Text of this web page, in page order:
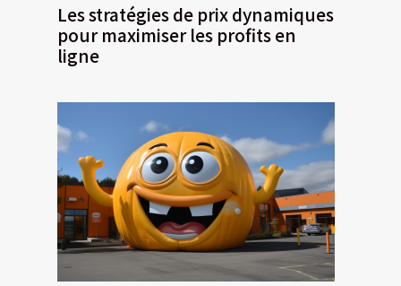
Les stratégies de prix dynamiques
pour maximiser les profits en
ligne